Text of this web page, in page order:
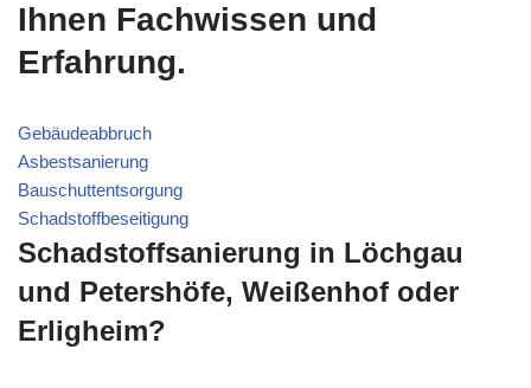
Ihnen Fachwissen und
Erfahrung.
Gebäudeabbruch
Asbestsanierung
Bauschuttentsorgung
Schadstoffbeseitigung
Schadstoffsanierung in Löchgau
und Petershöfe, Weißenhof oder
Erligheim?